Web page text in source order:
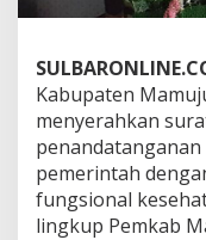
Kabupaten
menyerahkan
pemerintah
fungsional
lingkup Pemkab